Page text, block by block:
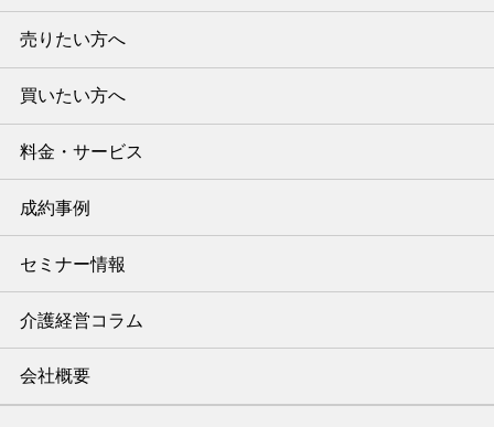
売りたい方へ
買いたい方へ
料金・サービス
成約事例
セミナー情報
介護経営コラム
会社概要